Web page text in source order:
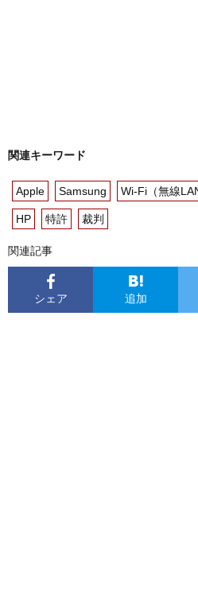
関連キーワード
Apple Samsung Wi-Fi（無線
HP 特許 裁判
関連記事
シェア 追加